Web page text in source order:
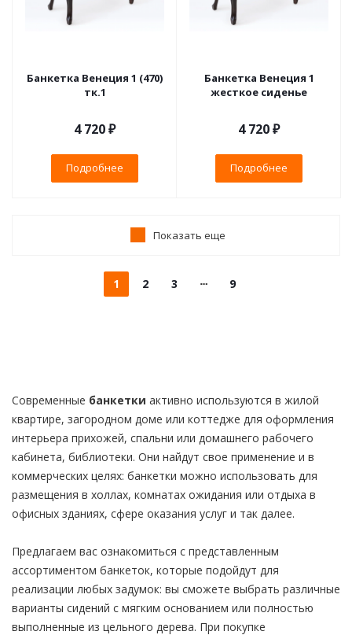
Банкетка Венеция 1 (470)
тк.1
4 720 ₽
Подробнее
Банкетка Венеция 1
жесткое сиденье
4 720 ₽
Подробнее
Показать еще
1 2 3 9
Современные банкетки активно используются в жилой
квартире, загородном доме или коттедже для оформления
интерьера прихожей, спальни или домашнего рабочего
кабинета, библиотеки. Они найдут свое применение и в
коммерческих целях: банкетки можно использовать для
размещения в холлах, комнатах ожидания или отдыха в
офисных зданиях, сфере оказания услуг и так далее.
Предлагаем вас ознакомиться с представленным
ассортиментом банкеток, которые подойдут для
реализации любых задумок: вы сможете выбрать различные
варианты сидений с мягким основанием или полностью
выполненные из цельного дерева. При покупке